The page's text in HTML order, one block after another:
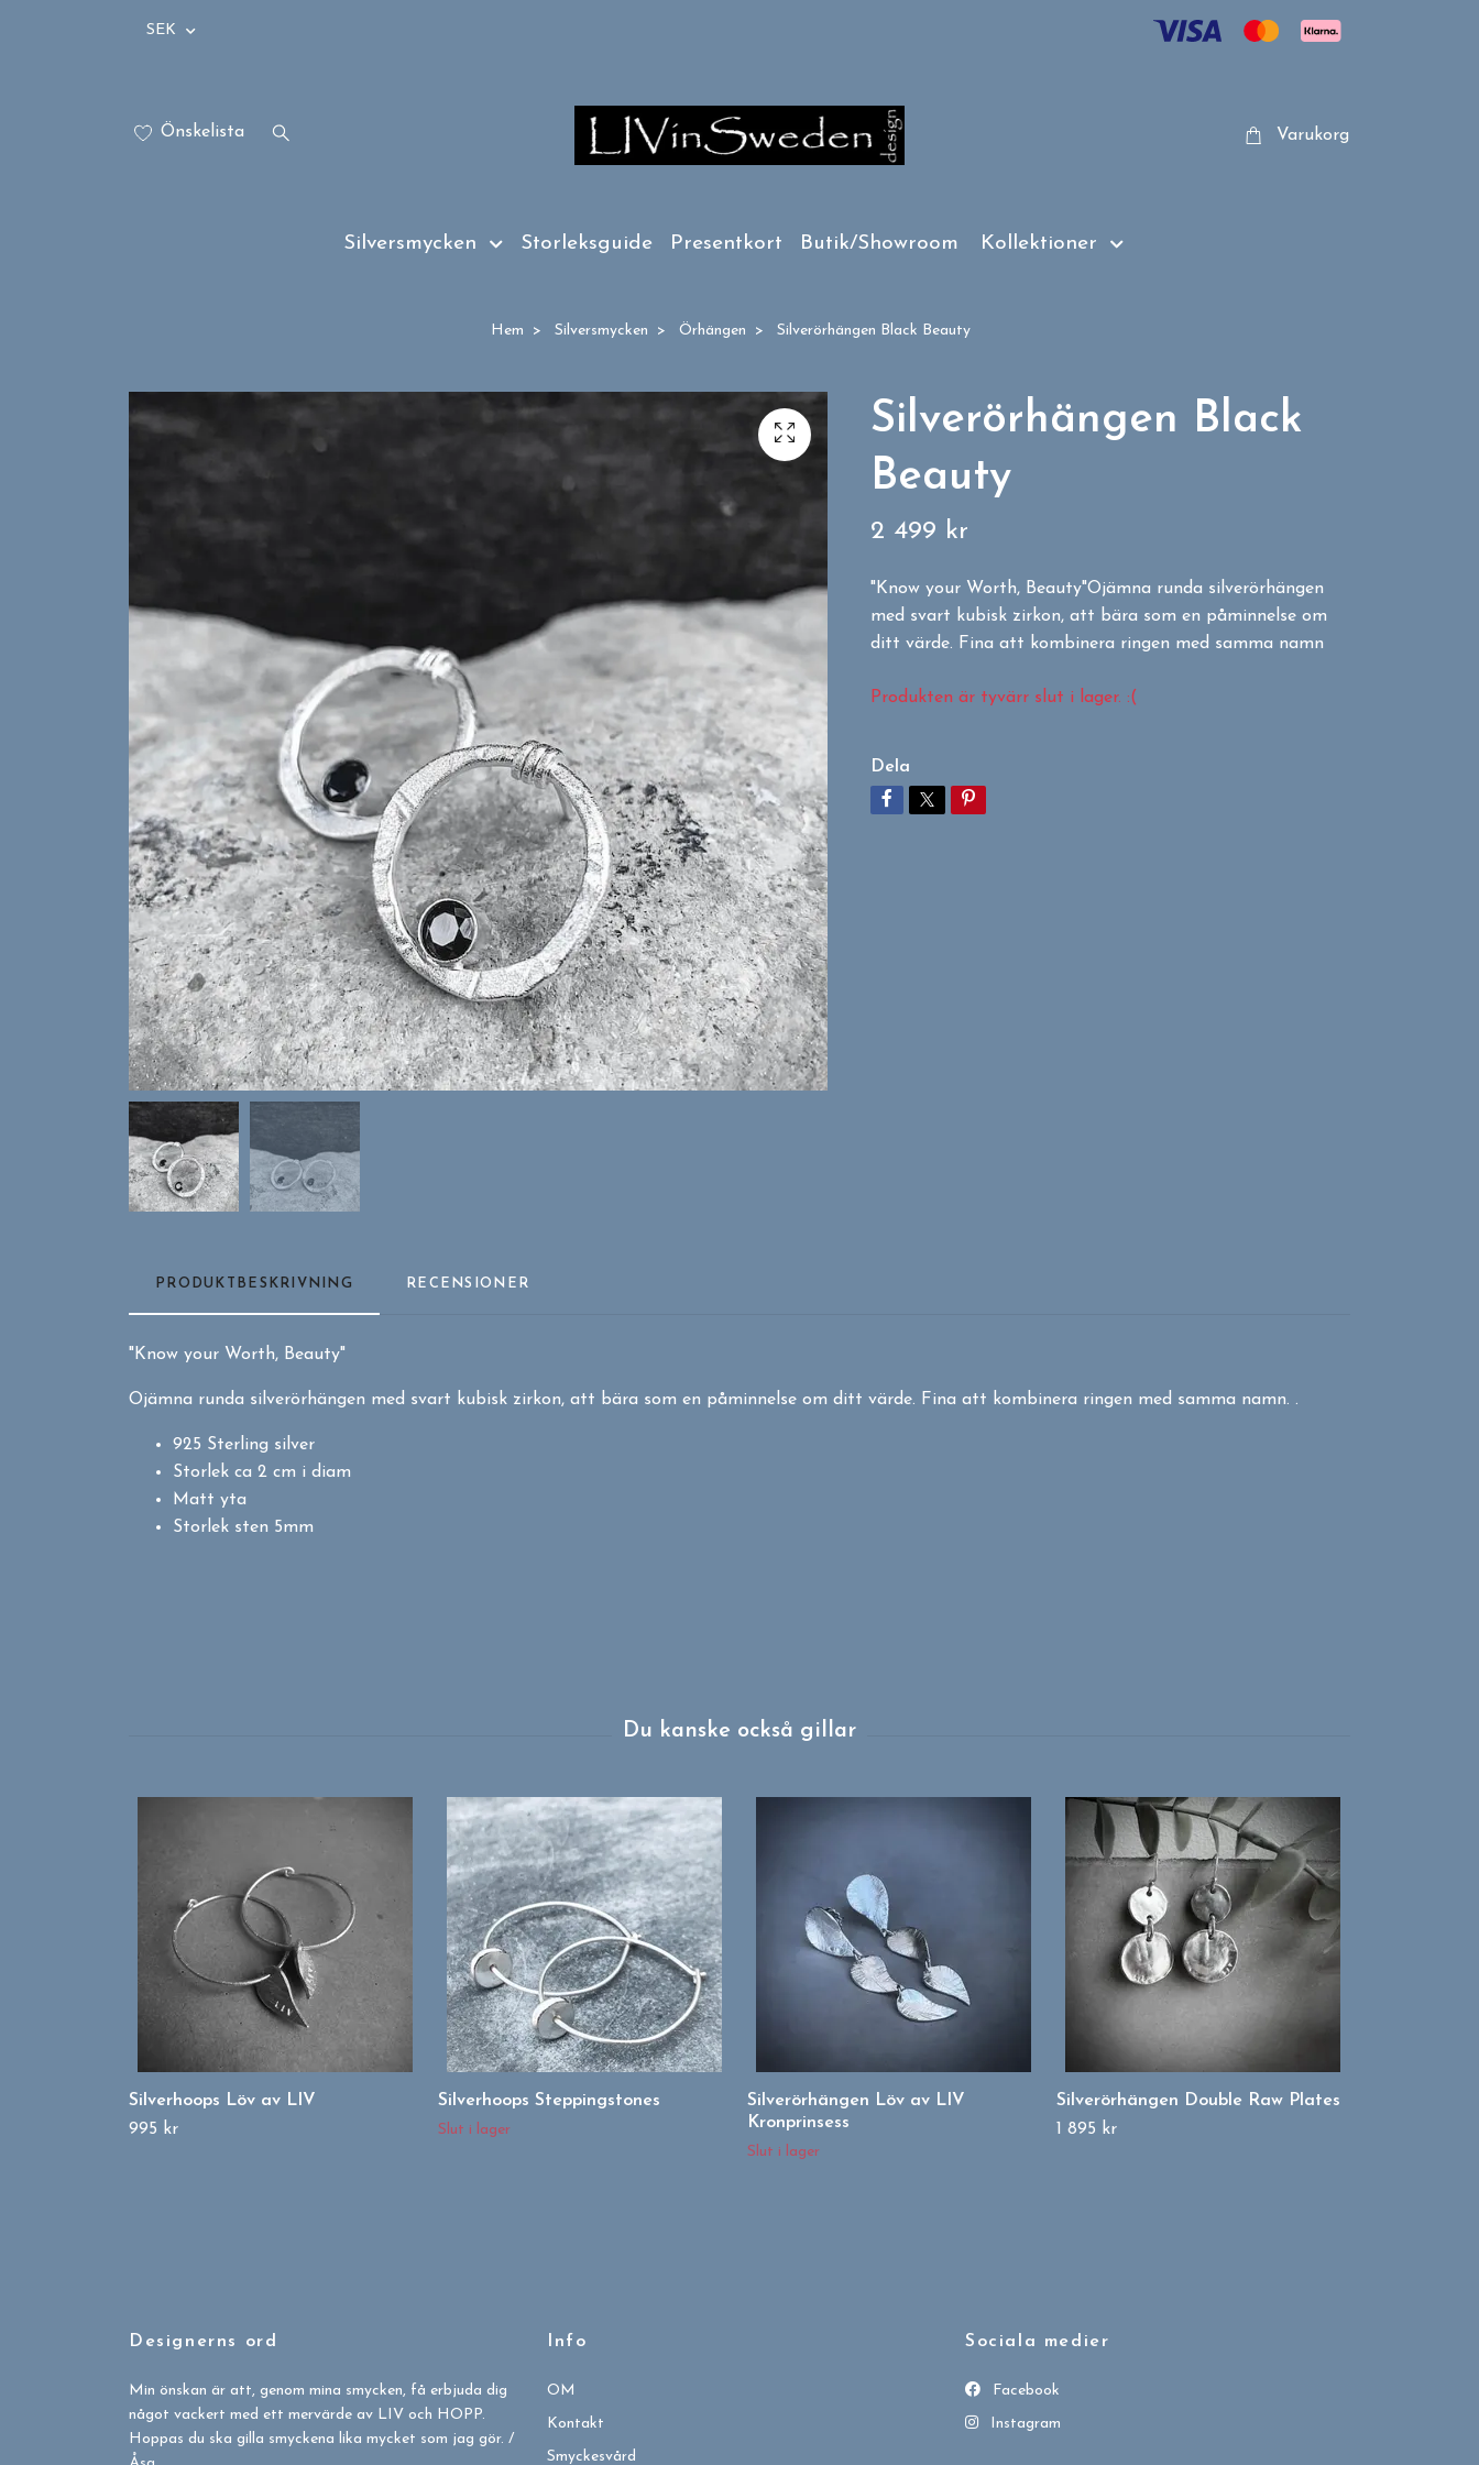
SEK
Önskelista Varukorg
Silversmycken Storleksguide Presentkort Butik/Showroom Kollektioner
Hem Silversmycken Örhängen Silverörhängen Black Beauty
Silverörhängen Black
Beauty
2 499 kr
"Know your Worth, Beauty"Ojämna runda silverörhängen
med svart kubisk zirkon, att bära som en påminnelse om
ditt värde. Fina att kombinera ringen med samma namn
Produkten är tyvärr slut i lager. :(
Dela
PRODUKTBESKRIVNING RECENSIONER
"Know your Worth, Beauty"
Ojämna runda silverörhängen med svart kubisk zirkon, att bära som en påminnelse om ditt värde. Fina att kombinera ringen med samma namn. .
925 Sterling silver
Storlek ca 2 cm i diam
Matt yta
Storlek sten 5mm
Silverhoops Löv av LIV
995 kr
Silverhoops Steppingstones
Slut i lager
Silverörhängen Löv av LIV
Kronprinsess
Slut i lager
Silverörhängen Double Raw Plates
1 895 kr
Designerns ord
Min önskan är att, genom mina smycken, få erbjuda dig
något vackert med ett mervärde av LIV och HOPP.
Hoppas du ska gilla smyckena lika mycket som jag gör. /
Info
OM
Kontakt
Smyckesvård
Sociala medier
Facebook
Instagram